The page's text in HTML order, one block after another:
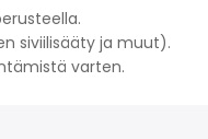
siviilisääty ja muut).
varten.